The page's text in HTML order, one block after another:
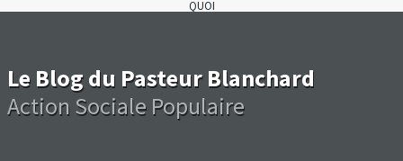
QUOI
Le Blog du Pasteur Blanchard
Action Sociale Populaire